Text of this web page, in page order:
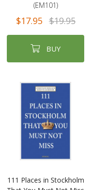
(EM101)
$17.95 $19.95
BUY
111 Places in Stockholm